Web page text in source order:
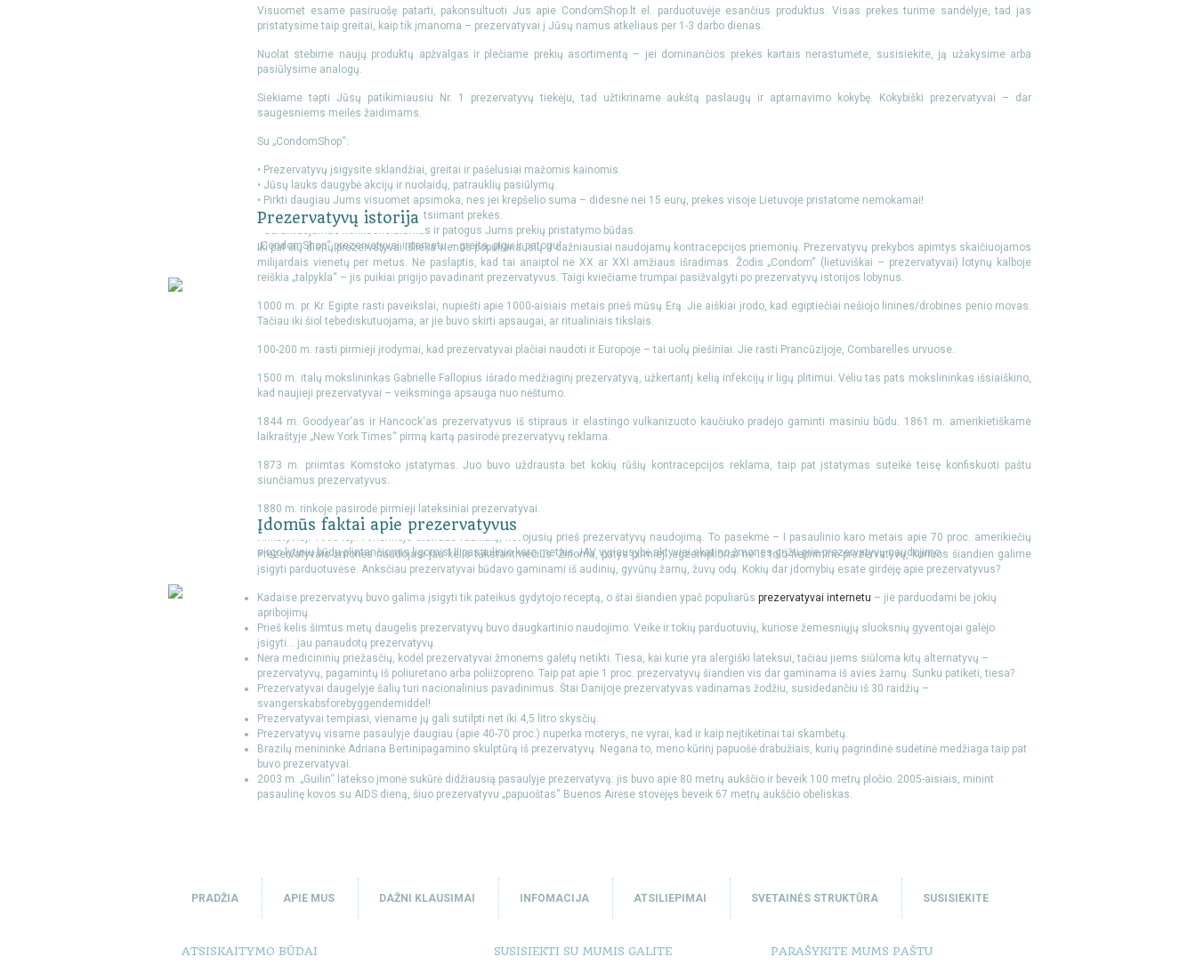
Visuomet esame pasiruošę patarti, pakonsultuoti Jus apie CondomShop.lt el. parduotuvėje esančius produktus. Visas prekes turime sandėlyje, tad jas
pristatysime taip greitai, kaip tik įmanoma – prezervatyvai į Jūsų namus atkeliaus per 1-3 darbo dienas.
Nuolat stebime naujų produktų apžvalgas ir plečiame prekių asortimentą – jei dominančios prekės kartais nerastumėte, susisiekite, ją užakysime arba
pasiūlysime analogų.
Siekiame tapti Jūsų patikimiausiu Nr. 1 prezervatyvų tiekėju, tad užtikriname aukštą paslaugų ir aptarnavimo kokybę. Kokybiški prezervatyvai – dar
saugesniems meilės žaidimams.
Su „CondomShop“:
• Prezervatyvų įsigysite sklandžiai, greitai ir pašėlusiai mažomis kainomis.
• Jūsų lauks daugybė akcijų ir nuolaidų, patrauklių pasiūlymų.
• Pirkti daugiau Jums visuomet apsimoka, nes jei krepšelio suma – didesnė nei 15 eurų, prekes visoje Lietuvoje pristatome nemokamai!
• Atsiskaityti galima iš anksto ar atsiimant prekes.
• Garantuojamas konfidencialumas ir patogus Jums prekių pristatymo būdas.
„CondomShop“ prezervatyvai internetu – greita, pigu ir patogu!
Prezervatyvų istorija
Iki pat šių dienų prezervatyvai išlieka vienos populiariausių ir dažniausiai naudojamų kontracepcijos priemonių. Prezervatyvų prekybos apimtys skaičiuojamos
milijardais vienetų per metus. Ne paslaptis, kad tai anaiptol ne XX ar XXI amžiaus išradimas. Žodis „Condom“ (lietuviškai – prezervatyvai) lotynų kalboje
reiškia „talpykla“ – jis puikiai prigijo pavadinant prezervatyvus. Taigi kviečiame trumpai pasižvalgyti po prezervatyvų istorijos lobynus.
1000 m. pr. Kr. Egipte rasti paveikslai, nupiešti apie 1000-aisiais metais prieš mūsų Erą. Jie aiškiai įrodo, kad egiptiečiai nešiojo linines/drobines penio movas.
Tačiau iki šiol tebediskutuojama, ar jie buvo skirti apsaugai, ar ritualiniais tikslais.
100-200 m. rasti pirmieji įrodymai, kad prezervatyvai plačiai naudoti ir Europoje – tai uolų piešiniai. Jie rasti Prancūzijoje, Combarelles urvuose.
1500 m. italų mokslininkas Gabrielle Fallopius išrado medžiaginį prezervatyvą, užkertantį kelią infekcijų ir ligų plitimui. Vėliu tas pats mokslininkas išsiaiškino,
kad naujieji prezervatyvai – veiksminga apsauga nuo nėštumo.
1844 m. Goodyear‘as ir Hancock‘as prezervatyvus iš stipraus ir elastingo vulkanizuoto kaučiuko pradėjo gaminti masiniu būdu. 1861 m. amerikietiškame
laikraštyje „New York Times“ pirmą kartą pasirodė prezervatyvų reklama.
1873 m. priimtas Komstoko įstatymas. Juo buvo uždrausta bet kokių rūšių kontracepcijos reklama, taip pat įstatymas suteikė teisę konfiskuoti paštu
siunčiamus prezervatyvus.
1880 m. rinkoje pasirodė pirmieji lateksiniai prezervatyvai.
Ankstyvieji 1900-ieji. Amerikoje atsirado radikalų, kovojusių prieš prezervatyvų naudojimą. To pasekmė – I pasaulinio karo metais apie 70 proc. amerikiečių
sirgo lytiniu būdu plintančiomis ligomis! II pasaulinio karo metais JAV vyriausybė aktyviai skatino žmones grįžti prie prezervatyvų naudojimo.
Įdomūs faktai apie prezervatyvus
Prezervatyvais žmonės naudojasi jau kelis tūkstantmečius. Žinoma, patys pirmieji egzemplioriai nė iš tolo nepriminė prezervatyvų, kuriuos šiandien galime
įsigyti parduotuvėse. Anksčiau prezervatyvai būdavo gaminami iš audinių, gyvūnų žarnų, žuvų odų. Kokių dar įdomybių esate girdėję apie prezervatyvus?
Kadaise prezervatyvų buvo galima įsigyti tik pateikus gydytojo receptą, o štai šiandien ypač populiarūs prezervatyvai internetu – jie parduodami be jokių
apribojimų.
Prieš kelis šimtus metų daugelis prezervatyvų buvo daugkartinio naudojimo. Veikė ir tokių parduotuvių, kuriose žemesniųjų sluoksnių gyventojai galėjo
įsigyti... jau panaudotų prezervatyvų.
Nėra medicininių priežasčių, kodėl prezervatyvai žmonėms galėtų netikti. Tiesa, kai kurie yra alergiški lateksui, tačiau jiems siūloma kitų alternatyvų –
prezervatyvų, pagamintų iš poliuretano arba poliizopreno. Taip pat apie 1 proc. prezervatyvų šiandien vis dar gaminama iš avies žarnų. Sunku patikėti, tiesa?
Prezervatyvai daugelyje šalių turi nacionalinius pavadinimus. Štai Danijoje prezervatyvas vadinamas žodžiu, susidedančiu iš 30 raidžių –
svangerskabsforebyggendemiddel!
Prezervatyvai tempiasi, viename jų gali sutilpti net iki 4,5 litro skysčių.
Prezervatyvų visame pasaulyje daugiau (apie 40-70 proc.) nuperka moterys, ne vyrai, kad ir kaip neįtikėtinai tai skambėtų.
Brazilų menininkė Adriana Bertinipagamino skulptūrą iš prezervatyvų. Negana to, meno kūrinį papuošė drabužiais, kurių pagrindinė sudėtinė medžiaga taip pat
buvo prezervatyvai.
2003 m. „Guilin“ latekso įmonė sukūrė didžiausią pasaulyje prezervatyvą: jis buvo apie 80 metrų aukščio ir beveik 100 metrų pločio. 2005-aisiais, minint
pasaulinę kovos su AIDS dieną, šiuo prezervatyvu „papuoštas“ Buenos Airėse stovėjęs beveik 67 metrų aukščio obeliskas.
PRADŽIA APIE MUS DAŽNI KLAUSIMAI INFOMACIJA ATSILIEPIMAI SVETAINĖS STRUKTŪRA SUSISIEKITE
ATSISKAITYMO BŪDAI SUSISIEKTI SU MUMIS GALITE PARAŠYKITE MUMS PAŠTU